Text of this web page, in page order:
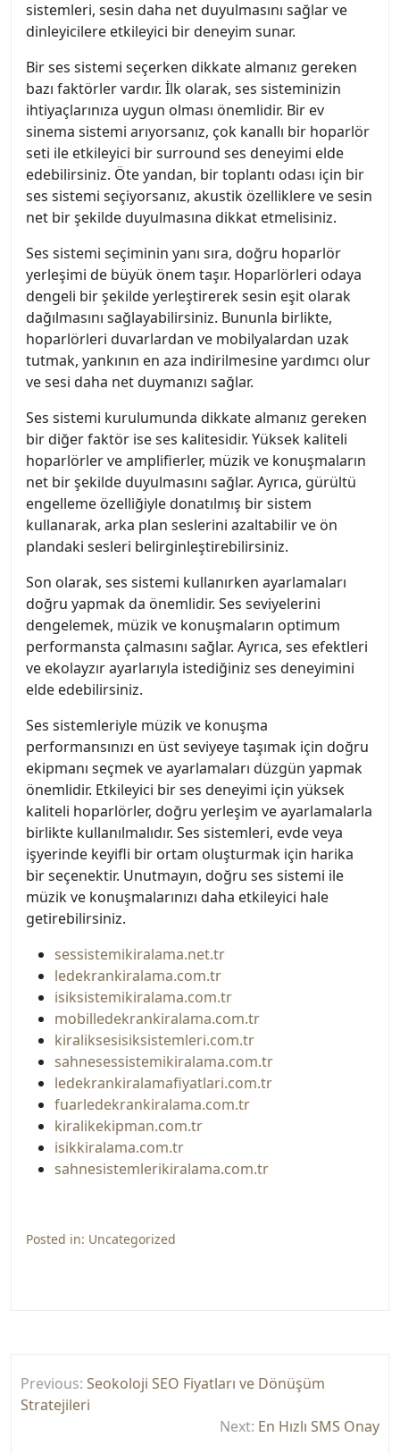
sistemleri, sesin daha net duyulmasını sağlar ve
dinleyicilere etkileyici bir deneyim sunar.
Bir ses sistemi seçerken dikkate almanız gereken
bazı faktörler vardır. İlk olarak, ses sisteminizin
ihtiyaçlarınıza uygun olması önemlidir. Bir ev
sinema sistemi arıyorsanız, çok kanallı bir hoparlör
seti ile etkileyici bir surround ses deneyimi elde
edebilirsiniz. Öte yandan, bir toplantı odası için bir
ses sistemi seçiyorsanız, akustik özelliklere ve sesin
net bir şekilde duyulmasına dikkat etmelisiniz.
Ses sistemi seçiminin yanı sıra, doğru hoparlör
yerleşimi de büyük önem taşır. Hoparlörleri odaya
dengeli bir şekilde yerleştirerek sesin eşit olarak
dağılmasını sağlayabilirsiniz. Bununla birlikte,
hoparlörleri duvarlardan ve mobilyalardan uzak
tutmak, yankının en aza indirilmesine yardımcı olur
ve sesi daha net duymanızı sağlar.
Ses sistemi kurulumunda dikkate almanız gereken
bir diğer faktör ise ses kalitesidir. Yüksek kaliteli
hoparlörler ve amplifierler, müzik ve konuşmaların
net bir şekilde duyulmasını sağlar. Ayrıca, gürültü
engelleme özelliğiyle donatılmış bir sistem
kullanarak, arka plan seslerini azaltabilir ve ön
plandaki sesleri belirginleştirebilirsiniz.
Son olarak, ses sistemi kullanırken ayarlamaları
doğru yapmak da önemlidir. Ses seviyelerini
dengelemek, müzik ve konuşmaların optimum
performansta çalmasını sağlar. Ayrıca, ses efektleri
ve ekolayzır ayarlarıyla istediğiniz ses deneyimini
elde edebilirsiniz.
Ses sistemleriyle müzik ve konuşma
performansınızı en üst seviyeye taşımak için doğru
ekipmanı seçmek ve ayarlamaları düzgün yapmak
önemlidir. Etkileyici bir ses deneyimi için yüksek
kaliteli hoparlörler, doğru yerleşim ve ayarlamalarla
birlikte kullanılmalıdır. Ses sistemleri, evde veya
işyerinde keyifli bir ortam oluşturmak için harika
bir seçenektir. Unutmayın, doğru ses sistemi ile
müzik ve konuşmalarınızı daha etkileyici hale
getirebilirsiniz.
sessistemikiralama.net.tr
ledekrankiralama.com.tr
isiksistemikiralama.com.tr
mobilledekrankiralama.com.tr
kiraliksesisiksistemleri.com.tr
sahnesessistemikiralama.com.tr
ledekrankiralamafiyatlari.com.tr
fuarledekrankiralama.com.tr
kiralikekipman.com.tr
isikkiralama.com.tr
sahnesistemlerikiralama.com.tr
Posted in: Uncategorized
gezinmesi
Previous: Seokoloji SEO Fiyatları ve Dönüşüm
Stratejileri
Next: En Hızlı SMS Onay